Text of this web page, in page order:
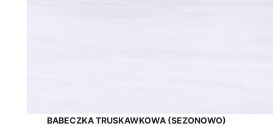
BABECZKA TRUSKAWKOWA (SEZONOWO)